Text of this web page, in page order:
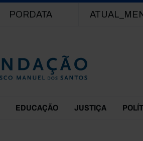
PORDATA
EDUCAÇÃO JUSTIÇA